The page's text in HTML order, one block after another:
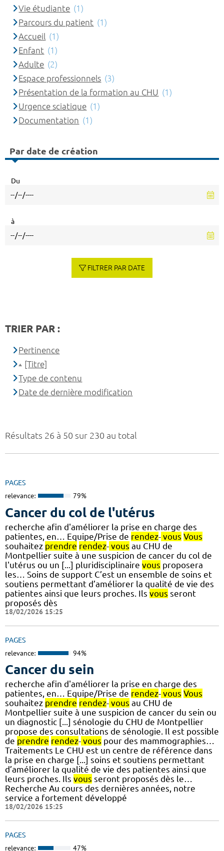
Résultats 26 à 50 sur 230 au total
PAGES
relevance: 79%
Cancer du col de l'utérus
recherche afin d'améliorer la prise en charge des
patientes, en… Equipe/Prise de rendez- vous Vous
souhaitez prendre rendez- vous au CHU de
Montpellier suite à une suspicion de cancer du col de
l'utérus ou un [...] pluridisciplinaire vous proposera
les… Soins de support C’est un ensemble de soins et
soutiens permettant d’améliorer la qualité de vie des
patientes ainsi que leurs proches. Ils vous seront
proposés dès
18/02/2026 15:25
PAGES
relevance: 94%
Cancer du sein
recherche afin d'améliorer la prise en charge des
patientes, en… Equipe/Prise de rendez- vous Vous
souhaitez prendre rendez- vous au CHU de
Montpellier suite à une suspicion de cancer du sein ou
un diagnostic [...] sénologie du CHU de Montpellier
propose des consultations de sénologie. Il est possible
de prendre rendez- vous pour des mammographies…
Traitements Le CHU est un centre de référence dans
la prise en charge [...] soins et soutiens permettant
d’améliorer la qualité de vie des patientes ainsi que
leurs proches. Ils vous seront proposés dès le…
Recherche Au cours des dernières années, notre
service a fortement développé
18/02/2026 15:25
PAGES
relevance: 47%
Vie étudiante (1)
Parcours du patient (1)
Accueil (1)
Enfant (1)
Adulte (2)
Espace professionnels (3)
Présentation de la formation au CHU (1)
Urgence sciatique (1)
Documentation (1)
Par date de création
Du
à
FILTRER PAR DATE
TRIER PAR :
Pertinence
[Titre]
Type de contenu
Date de dernière modification